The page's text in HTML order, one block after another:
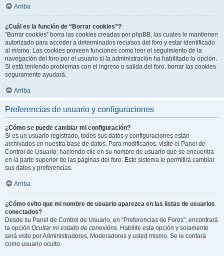
Arriba
¿Cuál es la función de “Borrar cookies”?
“Borrar cookies” borra las cookies creadas por phpBB, las cuales le mantienen
autorizado para acceder a determinados recursos del foro y estar identificado
al mismo. Las cookies proveen funciones como leer el seguimiento de la
navegación del foro por el usuario si la administración ha habilitado la opción.
Si está teniendo problemas con el ingreso o salida del foro, borrar las cookies
seguramente ayudará.
Arriba
Preferencias de usuario y configuraciones
¿Cómo se puede cambiar mi configuración?
Si es un usuario registrado, todos sus datos y configuraciones están
archivados en nuestra base de datos. Para modificarlos, visite el Panel de
Control de Usuario; haciendo clic en su nombre de usuario que se encuentra
en la parte superior de las páginas del foro. Este sistema le permitirá cambiar
sus datos y preferencias.
Arriba
¿Cómo evito que mi nombre de usuario aparezca en las listas de usuarios
conectados?
Desde su Panel de Control de Usuario, en “Preferencias de Foros”, encontrará
la opción Ocultar mi estado de conexións. Habilite esta opción y solamente
será visto por Administradores, Moderadores y usted mismo. Se le contará
como usuario oculto.